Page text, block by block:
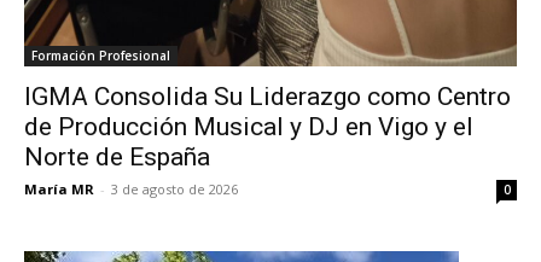
Formación Profesional
IGMA Consolida Su Liderazgo como Centro
de Producción Musical y DJ en Vigo y el
Norte de España
María MR - 3 de agosto de 2026 0